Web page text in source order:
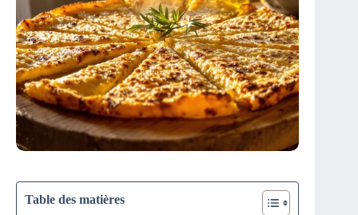
Table des matières